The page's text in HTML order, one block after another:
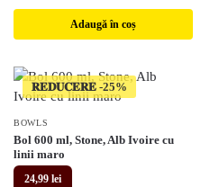
Adaugă în coș
𝐑𝐄𝐃𝐔𝐂𝐄𝐑𝐄
BOWLS
Bol 600 ml, Stone, Alb Ivoire cu
linii maro
24,99 lei